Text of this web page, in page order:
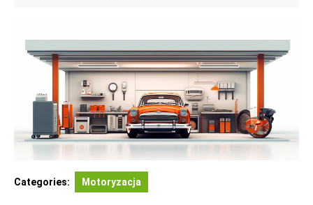
Categories: Motoryzacja